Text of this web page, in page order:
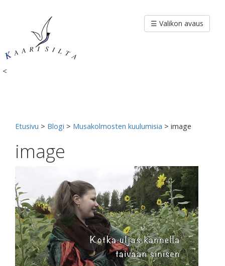
<
☰ Valikon avaus
Etusivu > Blogi > Musakolmosten kuulumisia > image
image